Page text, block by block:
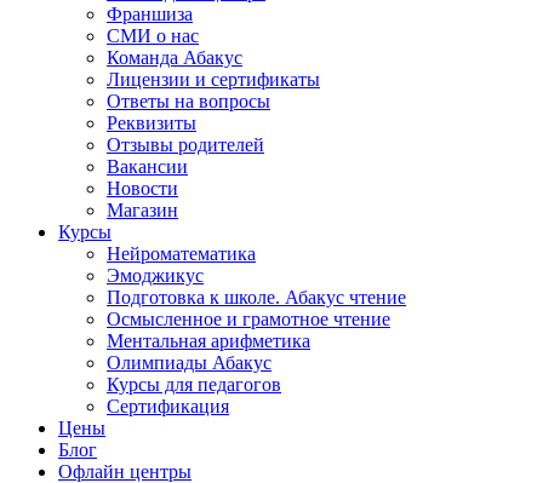
Франшиза
СМИ о нас
Команда Абакус
Лицензии и сертификаты
Ответы на вопросы
Реквизиты
Отзывы родителей
Вакансии
Новости
Магазин
Курсы
Нейроматематика
Эмоджикус
Подготовка к школе. Абакус чтение
Осмысленное и грамотное чтение
Ментальная арифметика
Олимпиады Абакус
Курсы для педагогов
Сертификация
Цены
Блог
Офлайн центры